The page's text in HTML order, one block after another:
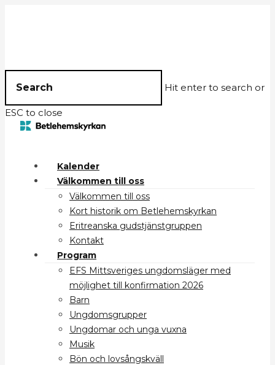
Hit enter to search or
ESC to close
Kalender
Välkommen till oss
Välkommen till oss
Kort historik om Betlehemskyrkan
Eritreanska gudstjänstgruppen
Kontakt
Program
EFS Mittsveriges ungdomsläger med
möjlighet till konfirmation 2026
Barn
Ungdomsgrupper
Ungdomar och unga vuxna
Musik
Bön och lovsångskväll